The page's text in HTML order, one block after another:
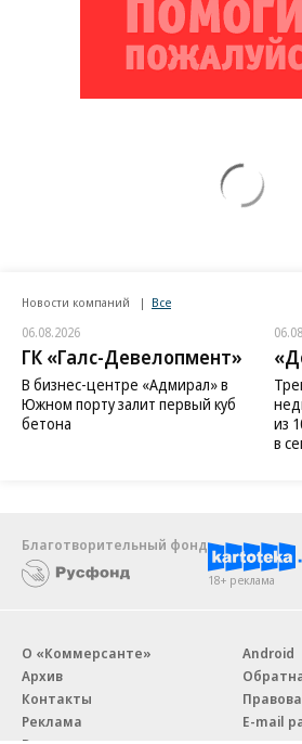
Новости компаний Все
06.08.2026
ГК «Галс-Девелопмент»
В бизнес-центре «Адмирал» в
Южном порту залит первый куб
бетона
из
в
Благотворительный фонд
18+ реклама
О «Коммерсанте»
Архив
Контакты
Реклама
Android
E-mail